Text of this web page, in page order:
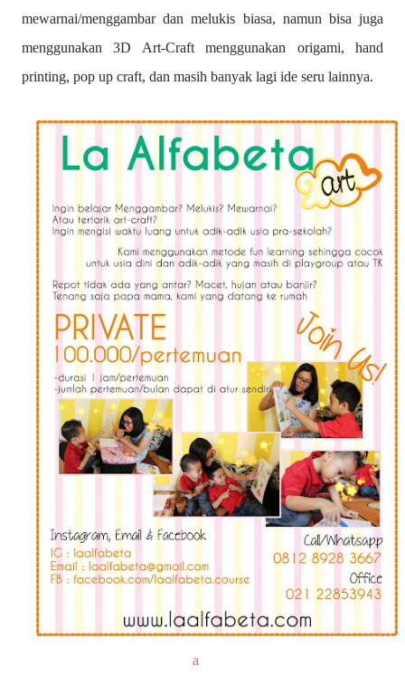
mewarnai/menggambar dan melukis biasa, namun bisa juga
menggunakan 3D Art-Craft menggunakan origami, hand
printing, pop up craft, dan masih banyak lagi ide seru lainnya.
a